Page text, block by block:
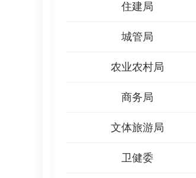
住建局
城管局
农业农村局
商务局
文体旅游局
卫健委